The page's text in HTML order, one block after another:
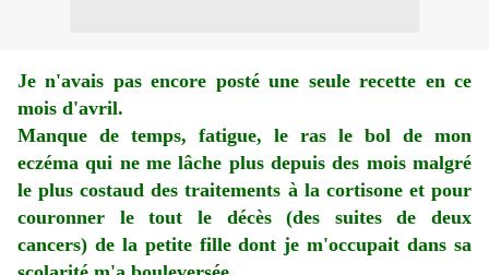
Je n'avais pas encore posté une seule recette en ce
mois d'avril.
Manque de temps, fatigue, le ras le bol de mon
eczéma qui ne me lâche plus depuis des mois malgré
le plus costaud des traitements à la cortisone et pour
couronner le tout le décès (des suites de deux
cancers) de la petite fille dont je m'occupait dans sa